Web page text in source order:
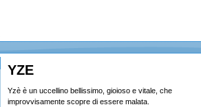
YZE
Yzè è un uccellino bellissimo, gioioso e vitale, che
improvvisamente scopre di essere malata.